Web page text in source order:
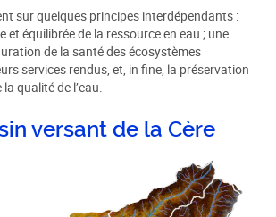
sur quelques principes interdépendants :
et équilibrée de la ressource en eau ; une
de la santé des écosystèmes
services rendus, et, in fine, la préservation
qualité de l’eau.
versant de la Cère